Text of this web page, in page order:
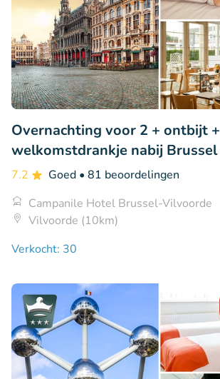
Overnachting voor 2 + ontbijt +
welkomstdrankje nabij Brussel
7.2 Goed • 81 beoordelingen
Campanile Hotel Brussel-Vilvoorde
Vilvoorde (10km)
Verkocht: 30